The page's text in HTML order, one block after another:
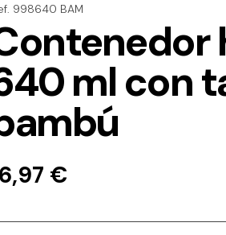
998640 BAM
ml con
€